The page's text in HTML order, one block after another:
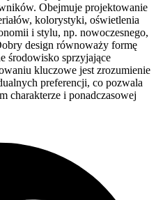
Obejmuje projektowanie
kolorystyki, oświetlenia
i stylu, np. nowoczesnego,
design równoważy formę
środowisko sprzyjające
kluczowe jest zrozumienie
preferencji, co pozwala
charakterze i ponadczasowej